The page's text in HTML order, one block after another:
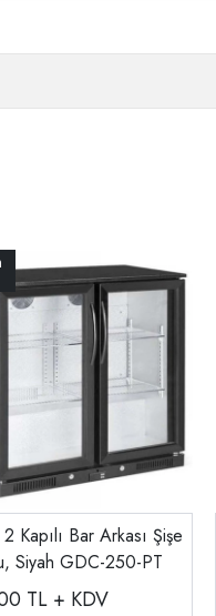
Kapılı Bar Arkası Şişe
Siyah GDC-250-PT
TL + KDV